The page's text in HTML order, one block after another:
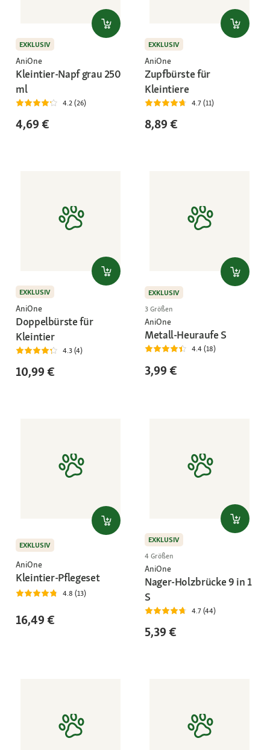
EXKLUSIV
AniOne
Kleintier-Napf grau 250
ml
4.2 (26)
4,69 €
EXKLUSIV
AniOne
Zupfbürste für
Kleintiere
4.7 (11)
8,89 €
EXKLUSIV
AniOne
Doppelbürste für
Kleintier
4.3 (4)
10,99 €
EXKLUSIV
3 Größen
AniOne
Metall-Heuraufe S
4.4 (18)
3,99 €
EXKLUSIV
AniOne
Kleintier-Pflegeset
4.8 (13)
16,49 €
EXKLUSIV
4 Größen
AniOne
Nager-Holzbrücke 9 in 1
S
4.7 (44)
5,39 €